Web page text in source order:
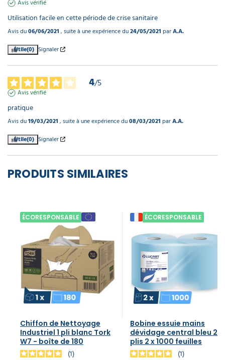
PRODUITS SIMILAIRES
ÉCORESPONSABLE
Chiffon de Nettoyage
Industriel 1 pli blanc Tork
W7 - boîte de 180
1
ÉCORESPONSABLE
Bobine essuie mains
dévidage central bleu 2
plis 2 x 1000 feuilles
1
Avis vérifié
Utilisation facile en cette période de crise sanitaire
Avis du06/06/2021 , suite à une expérience du24/05/2021 parA.A.
Utile(0) Signaler
4/5
Avis vérifié
pratique
Avis du19/03/2021 , suite à une expérience du08/03/2021 parA.A.
Utile(0) Signaler